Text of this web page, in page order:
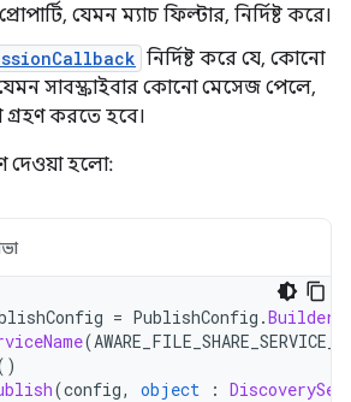
যেমন ম্যাচ ফিল্টার, নির্দিষ্ট করে।
নির্দিষ্ট করে যে, কোনো
সাবস্ক্রাইবার কোনো মেসেজ পেলে,
করতে হবে।
দেওয়া হলো:
= PublishConfig .Builder
(
(config, object :